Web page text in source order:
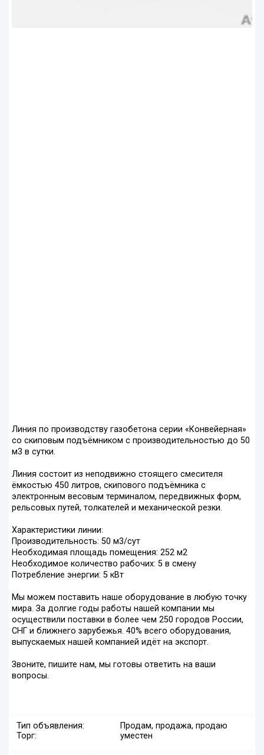
Линия по производству газобетона серии «Конвейерная»
со скиповым подъёмником с производительностью до 50
м3 в сутки.
Линия состоит из неподвижно стоящего смесителя
ёмкостью 450 литров, скипового подъёмника с
электронным весовым терминалом, передвижных форм,
рельсовых путей, толкателей и механической резки.
Характеристики линии:
Производительность: 50 м3/сут
Необходимая площадь помещения: 252 м2
Необходимое количество рабочих: 5 в смену
Потребление энергии: 5 кВт
Мы можем поставить наше оборудование в любую точку
мира. За долгие годы работы нашей компании мы
осуществили поставки в более чем 250 городов России,
СНГ и ближнего зарубежья. 40% всего оборудования,
выпускаемых нашей компанией идёт на экспорт.
Звоните, пишите нам, мы готовы ответить на ваши
вопросы.
Тип объявления:
Продам, продажа, продаю
Торг:
уместен